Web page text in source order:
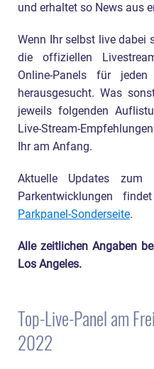
und erhaltet so News aus
Wenn Ihr selbst live dabei
die offiziellen
Online-Panels für
herausgesucht. Was
jeweils folgenden
Live-Stream-
Ihr am Anfang.
Aktuelle Updates zum
Parkentwicklungen
Parkpanel-Sonderseite.
Alle zeitlichen Angaben
Los Angeles.
Top-Live-Panel am
2022